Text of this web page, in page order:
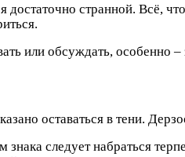
достаточно странной. Всё,
или обсуждать,
оставаться в тени.
следует набраться